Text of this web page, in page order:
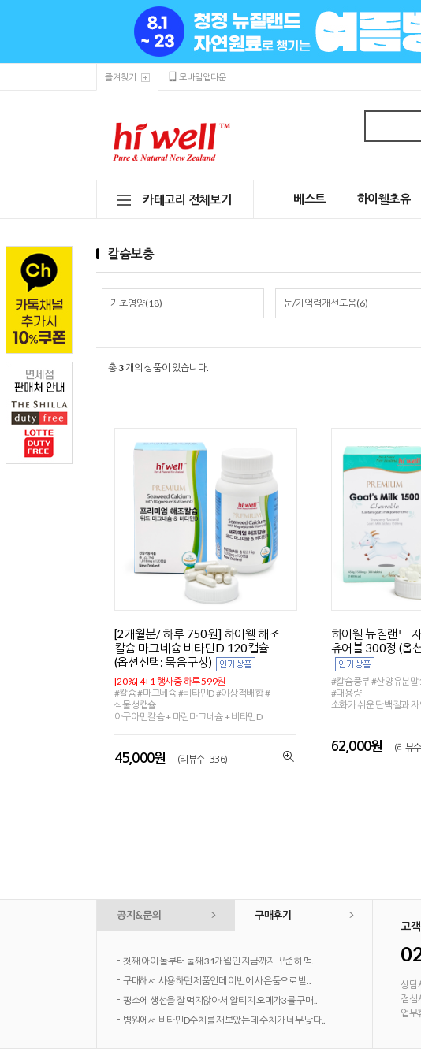
즐겨찾기 모바일앱다운
카테고리 전체보기 베스트 하이웰초유
칼슘보충
기초영양(18) 눈/기억력개선도움(6)
총3 개의 상품이 있습니다.
[2개월분/ 하루 750원] 하이웰 해조
칼슘 마그네슘 비타민D 120캡슐
(옵션선택: 묶음구성)
[20%] 4+1 행사중 하루 599원
#칼슘 #마그네슘 #비타민D #이상적배합 #
식물성캡슐
아쿠아민칼슘 + 마린마그네슘 + 비타민D
45,000원 (리뷰수 : 336)
하이웰 뉴질랜드
츄어블 300정 (옵
#칼슘풍부 #산양유분
#대용량
소화가 쉬운 단백질과
62,000원 (리뷰
공지&문의 구매후기
- 첫째 아이 돌부터 둘째 31개월인 지금까지 꾸준히 먹..
- 구매해서 사용하던 제품인데 이번에 사은품으로 받..
- 평소에 생선을 잘 먹지않아서 알티지 오메가3를 구매..
- 병원에서 비타민D수치를 재보았는데 수치가 너무 낮다..
고
상담
점심
업무